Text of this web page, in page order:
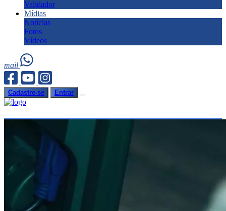
Validador
Mídias
Notícias
Fotos
Vídeos
mail
Cadastre-se Entrar